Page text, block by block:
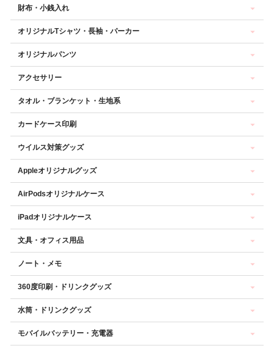
財布・小銭入れ
オリジナルTシャツ・長袖・パーカー
オリジナルパンツ
アクセサリー
タオル・ブランケット・生地系
カードケース印刷
ウイルス対策グッズ
Appleオリジナルグッズ
AirPodsオリジナルケース
iPadオリジナルケース
文具・オフィス用品
ノート・メモ
360度印刷・ドリンクグッズ
水筒・ドリンクグッズ
モバイルバッテリー・充電器